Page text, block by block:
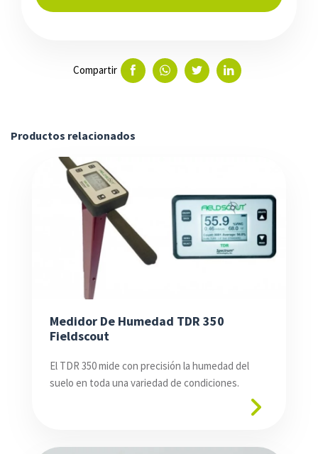
Compartir
Productos relacionados
Medidor De Humedad TDR 350
Fieldscout
El TDR 350 mide con precisión la humedad del
suelo en toda una variedad de condiciones.